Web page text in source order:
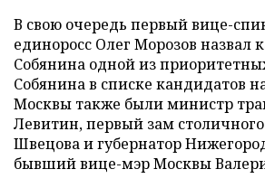
В свою очередь первый вице-
единоросс Олег Морозов назвал
Собянина одной из
Собянина в списке кандидатов
Москвы также были министр
Левитин, первый зам
Швецова и губернатор
бывший вице-мэр Москвы